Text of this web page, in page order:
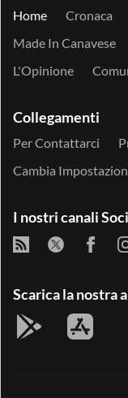
Home Cronaca
Made In Canavese
L'Opinione
Collegamenti
Per Contattarci
Cambia
I nostri canali
Scarica la nostra